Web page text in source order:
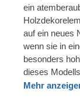
ein
auf ein neues
wenn sie in
besonders
dieses
Mehr